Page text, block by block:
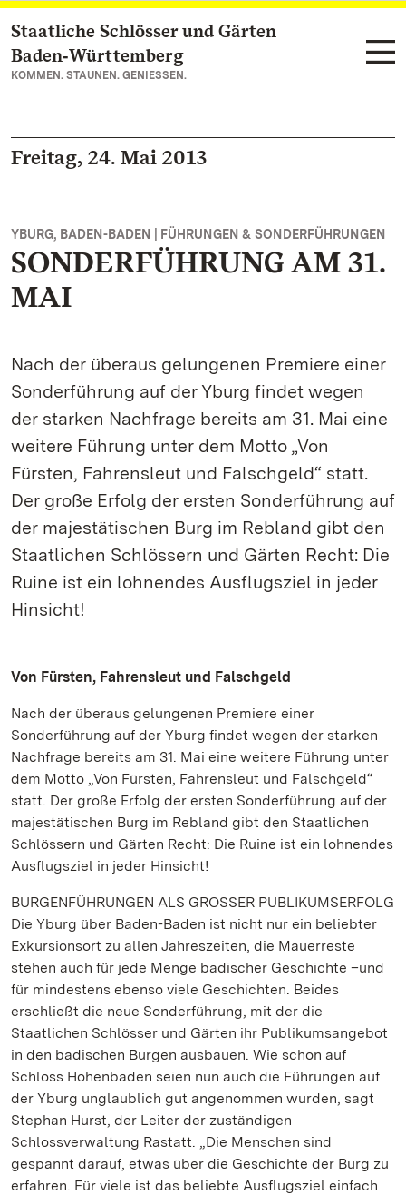
Zum Hauptinhalt springen
Staatliche Schlösser und Gärten
Baden‑Württemberg
KOMMEN. STAUNEN. GENIESSEN.
Freitag, 24. Mai 2013
YBURG, BADEN-BADEN | FÜHRUNGEN & SONDERFÜHRUNGEN
SONDERFÜHRUNG AM 31.
MAI
Nach der überaus gelungenen Premiere einer
Sonderführung auf der Yburg findet wegen
der starken Nachfrage bereits am 31. Mai eine
weitere Führung unter dem Motto „Von
Fürsten, Fahrensleut und Falschgeld“ statt.
Der große Erfolg der ersten Sonderführung auf
der majestätischen Burg im Rebland gibt den
Staatlichen Schlössern und Gärten Recht: Die
Ruine ist ein lohnendes Ausflugsziel in jeder
Hinsicht!
Von Fürsten, Fahrensleut und Falschgeld
Nach der überaus gelungenen Premiere einer
Sonderführung auf der Yburg findet wegen der starken
Nachfrage bereits am 31. Mai eine weitere Führung unter
dem Motto „Von Fürsten, Fahrensleut und Falschgeld“
statt. Der große Erfolg der ersten Sonderführung auf der
majestätischen Burg im Rebland gibt den Staatlichen
Schlössern und Gärten Recht: Die Ruine ist ein lohnendes
Ausflugsziel in jeder Hinsicht!
BURGENFÜHRUNGEN ALS GROSSER PUBLIKUMSERFOLG
Die Yburg über Baden-Baden ist nicht nur ein beliebter
Exkursionsort zu allen Jahreszeiten, die Mauerreste
stehen auch für jede Menge badischer Geschichte –und
für mindestens ebenso viele Geschichten. Beides
erschließt die neue Sonderführung, mit der die
Staatlichen Schlösser und Gärten ihr Publikumsangebot
in den badischen Burgen ausbauen. Wie schon auf
Schloss Hohenbaden seien nun auch die Führungen auf
der Yburg unglaublich gut angenommen wurden, sagt
Stephan Hurst, der Leiter der zuständigen
Schlossverwaltung Rastatt. „Die Menschen sind
gespannt darauf, etwas über die Geschichte der Burg zu
erfahren. Für viele ist das beliebte Ausflugsziel einfach